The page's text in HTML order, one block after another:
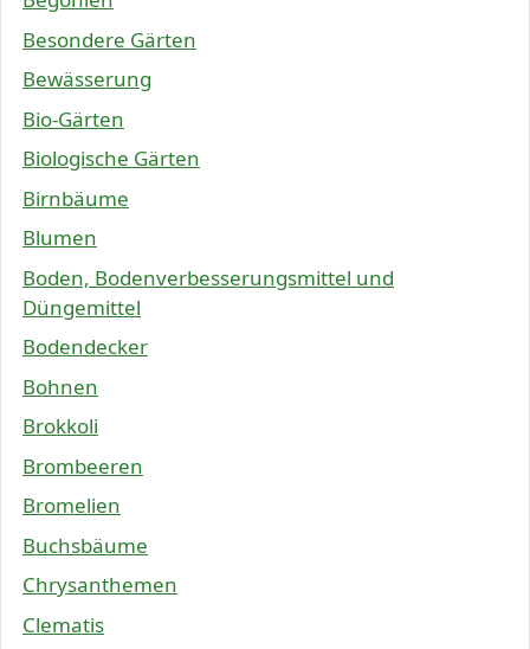
Besondere Gärten
Bewässerung
Bio-Gärten
Biologische Gärten
Birnbäume
Blumen
Boden, Bodenverbesserungsmittel und
Düngemittel
Bodendecker
Bohnen
Brokkoli
Brombeeren
Bromelien
Buchsbäume
Chrysanthemen
Clematis